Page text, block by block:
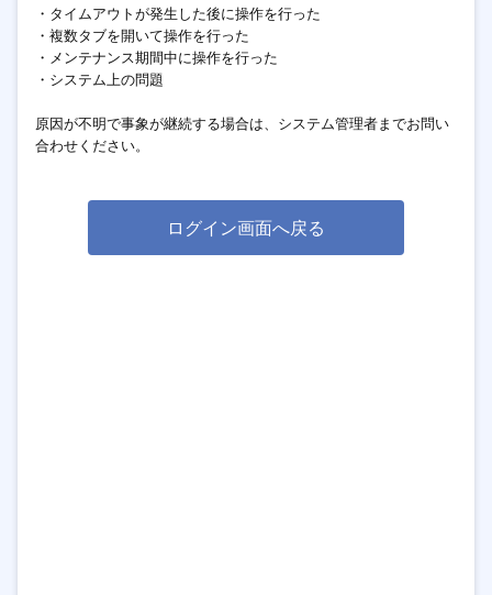
・タイムアウトが発生した後に操作を行った
・複数タブを開いて操作を行った
・メンテナンス期間中に操作を行った
・システム上の問題
原因が不明で事象が継続する場合は、システム管理者までお問い
合わせください。
ログイン画面へ戻る